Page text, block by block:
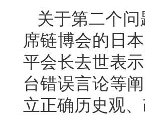
关于第二个
席链博会的日
平会长去世表
台错误言论等
立正确历史观